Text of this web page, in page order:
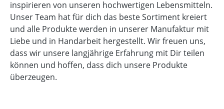
inspirieren von unseren hochwertigen Lebensmitteln.
Unser Team hat für dich das beste Sortiment kreiert
und alle Produkte werden in unserer Manufaktur mit
Liebe und in Handarbeit hergestellt. Wir freuen uns,
dass wir unsere langjährige Erfahrung mit Dir teilen
können und hoffen, dass dich unsere Produkte
überzeugen.